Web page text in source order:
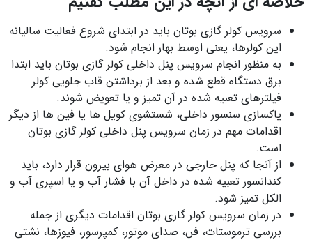
سرویس کولر گازی بوتان باید در ابتدای شروع فعالیت سالیانه
این کولرها، یعنی اوسط بهار انجام شود.
به منظور انجام سرویس پنل داخلی کولر گازی بوتان باید ابتدا
برق دستگاه قطع شده و بعد از برداشتن قاب جلویی کولر
فیلترهای تعبیه شده در آن تمیز و یا تعویض شوند.
پاکسازی سنسور داخلی، شستشوی کویل ها یا فین ها از دیگر
اقدامات مهم در زمان سرویس پنل داخلی کولر گازی بوتان
است.
از آنجا که پنل خارجی در معرض هوای بیرون قرار دارد، باید
کندانسور تعبیه شده در داخل آن با فشار آب و یا اسپری آب و
الکل تمیز شود.
در زمان سرویس کولر گازی بوتان اقدامات دیگری از جمله
بررسی ترموستات، فن، صدای موتور، کمپرسور، فیوزها، نشتی